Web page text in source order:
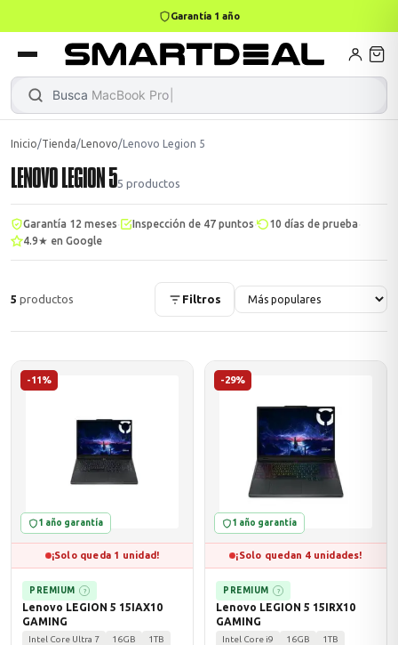
Garantía 1 año
Busca MacBoo
Gamer
ACER
MacBook Air
→
→
Mini PC
→
Inicio/Tienda/Lenovo/Lenovo Legion 5
LENOVO LEGION 55 productos
Garantía 12 meses Inspección de 47 puntos 10 días de prueba
4.9★ en Google
5 productos Filtros
-11%
1 año garantía
¡Solo queda 1 unidad!
PREMIUM ?
Lenovo LEGION 5 15IAX10
GAMING
Intel Core Ultra 7 16GB
1TB
-29%
1 año garantía
¡Solo quedan 4 unidades!
PREMIUM ?
Lenovo LEGION 5 15IRX10
GAMING
Intel Core i9 16GB
1TB